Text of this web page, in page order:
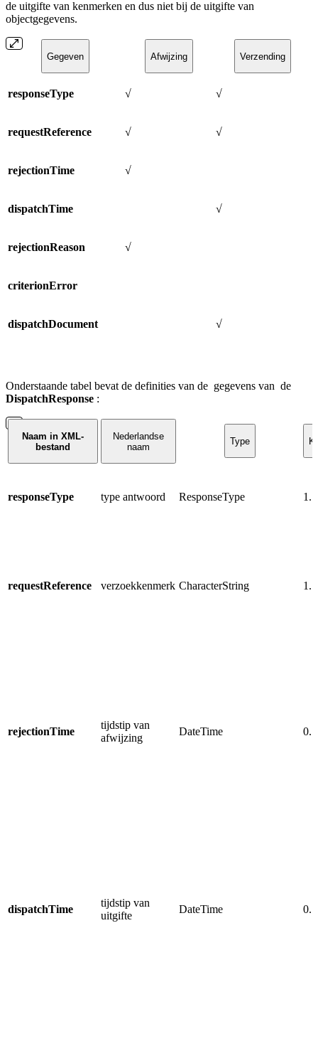
de uitgifte van kenmerken en dus niet bij de uitgifte van
objectgegevens.
Gegeven Afwijzing Verzending
responseType √ √
requestReference √ √
rejectionTime √
dispatchTime √
rejectionReason √
criterionError
dispatchDocument √
Onderstaande tabel bevat de definities van de gegevens van de
DispatchResponse :
Naam in XML-
bestand
Nederlandse
naam
Type
responseType type antwoord ResponseType
requestReference verzoekkenmerk CharacterString
rejectionTime
tijdstip van
afwijzing
DateTime
dispatchTime
tijdstip van
uitgifte
DateTime